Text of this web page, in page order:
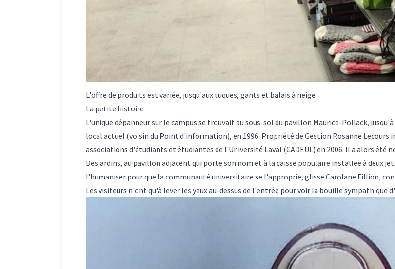
L'offre de produits est variée, jusqu'aux tuques, gants et balais à neige.
La petite histoire
L'unique dépanneur sur le campus se trouvait au sous-sol du pavillon Maurice-Pollack,
local actuel (voisin du Point d'information), en 1996. Propriété de Gestion Rosanne Lecours
associations d'étudiants et étudiantes de l'Université Laval (CADEUL) en 2006. Il a alors été
Desjardins, au pavillon adjacent qui porte son nom et à la caisse populaire installée à deux
l'humaniser pour que la communauté universitaire se l'approprie, glisse Carolane Fillion,
Les visiteurs n'ont qu'à lever les yeux au-dessus de l'entrée pour voir la bouille sympathique